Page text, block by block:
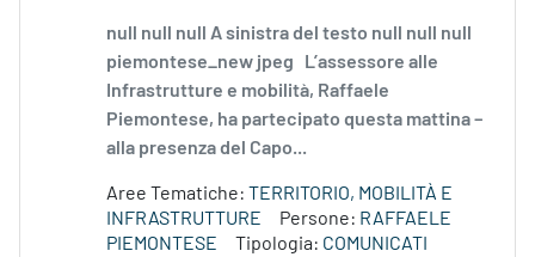
null null null A sinistra del testo null null null
piemontese_new jpeg L’assessore alle
Infrastrutture e mobilità, Raffaele
Piemontese, ha partecipato questa mattina –
alla presenza del Capo...
Aree Tematiche: TERRITORIO, MOBILITÀ E
INFRASTRUTTURE
Persone: RAFFAELE
PIEMONTESE
Tipologia: COMUNICATI